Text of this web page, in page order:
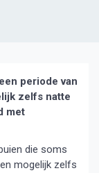
periode van
zelfs natte
met
die soms
mogelijk zelfs